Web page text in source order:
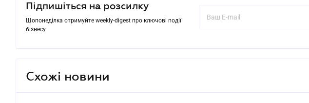
Підпишіться на розсилку
Щопонеділка отримуйте weekly-digest про ключові події
бізнесу
Схожі новини